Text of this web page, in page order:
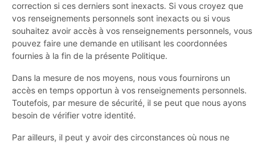
correction si ces derniers sont inexacts. Si vous croyez que
vos renseignements personnels sont inexacts ou si vous
souhaitez avoir accès à vos renseignements personnels, vous
pouvez faire une demande en utilisant les coordonnées
fournies à la fin de la présente Politique.
Dans la mesure de nos moyens, nous vous fournirons un
accès en temps opportun à vos renseignements personnels.
Toutefois, par mesure de sécurité, il se peut que nous ayons
besoin de vérifier votre identité.
Par ailleurs, il peut y avoir des circonstances où nous ne